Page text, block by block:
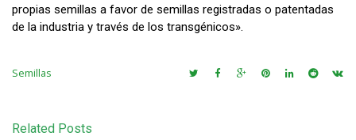
propias semillas a favor de semillas registradas o patentadas
de la industria y través de los transgénicos».
Semillas
Related Posts